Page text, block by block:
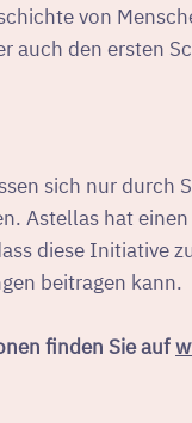
von
auch den ersten
sich nur durch
Astellas hat
diese Initiative
beitragen kann.
finden Sie auf